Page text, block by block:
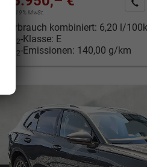
incl. 19% MwSt.
Verbrauch kombiniert: 6,20 l/
2-Klasse: E
2-Emissionen: 140,00 g/km